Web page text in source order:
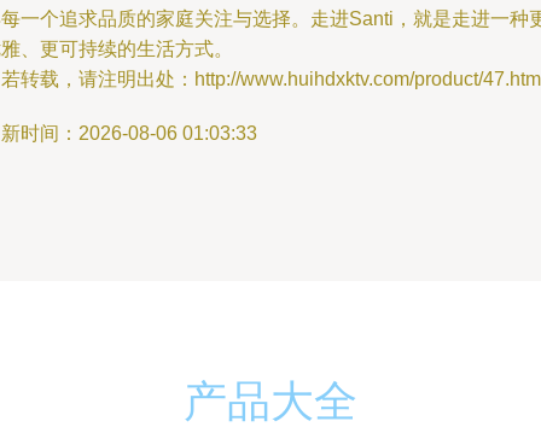
一个追求品质的家庭关注与选择。走进Santi，就是走进一种
、更可持续的生活方式。
转载，请注明出处：http://www.huihdxktv.com/product/
时间：2026-08-06 01:03:33
产品大全